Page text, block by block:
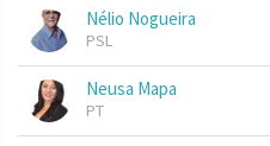
Nélio Nogueira
PSL
Neusa Mapa
PT